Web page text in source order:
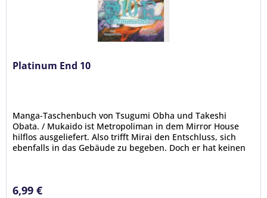
Platinum End 10
Manga-Taschenbuch von Tsugumi Obha und Takeshi
Obata. / Mukaido ist Metropoliman in dem Mirror House
hilflos ausgeliefert. Also trifft Mirai den Entschluss, sich
ebenfalls in das Gebäude zu begeben. Doch er hat keinen
6,99 €